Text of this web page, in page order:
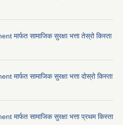
सामाजिक सुरक्षा भत्ता तेस्रो किस्ता
सामाजिक सुरक्षा भत्ता दोस्रो किस्ता
सामाजिक सुरक्षा भत्ता प्रथम किस्ता